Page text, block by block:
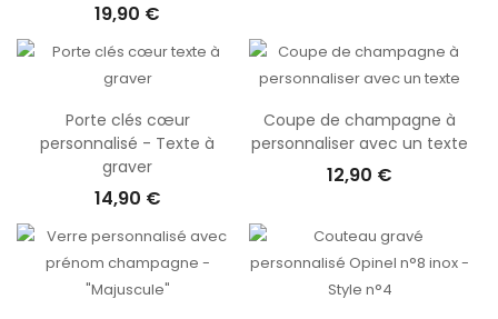
19,90 €
Porte clés cœur
personnalisé - Texte à
graver
14,90 €
Coupe de champagne à
personnaliser avec un texte
12,90 €